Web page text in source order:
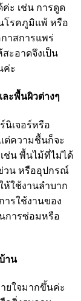
ะ เช่น การดูด
โรคภูมิแพ้ หรือ
าสการแพร่
ะอาดจึงเป็น
ค่ะ
ะพื้นผิวต่างๆ
นิเจอร์หรือ
ต่ความชื้นก็จะ
ช่น พื้นไม้ที่ไม่ได้
วน หรืออุปกรณ์
ห้ใช้งานลำบาก
ารใช้งานของ
การซ่อมหรือ
าน
ยใจมากขึ้นค่ะ